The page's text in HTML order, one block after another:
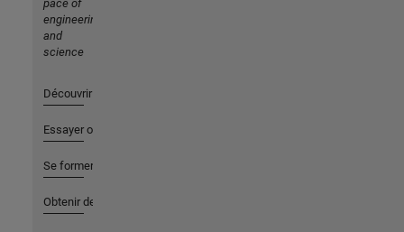
pace of
engineering
and
science
Découvrir les produits
Essayer ou acheter
Se former
Obtenir de l'aide